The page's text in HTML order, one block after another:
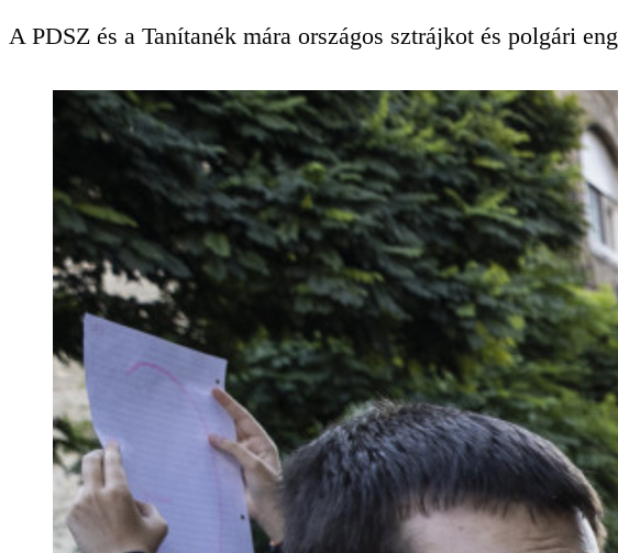
A PDSZ és a Tanítanék mára országos sztrájkot és polgári